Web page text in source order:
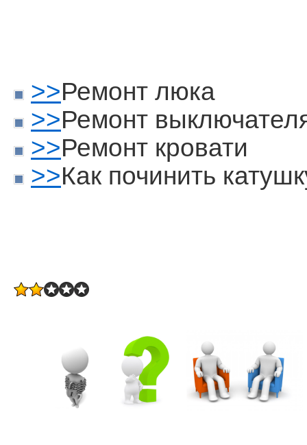
>>Ремонт люка
>>Ремонт
>>Ремонт кровати
>>Как починить